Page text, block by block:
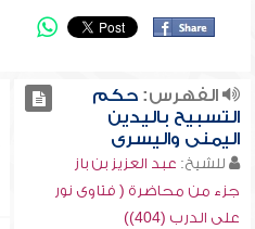
الفهرس:حكم
التسبيح باليدين
اليمنى واليسرى
للشيخ: عبد العزيز بن باز
جزء من محاضرة ( فتاوى نور
على الدرب (404))